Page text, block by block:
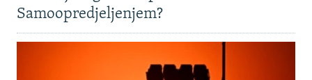
Samoopredjeljenjem?